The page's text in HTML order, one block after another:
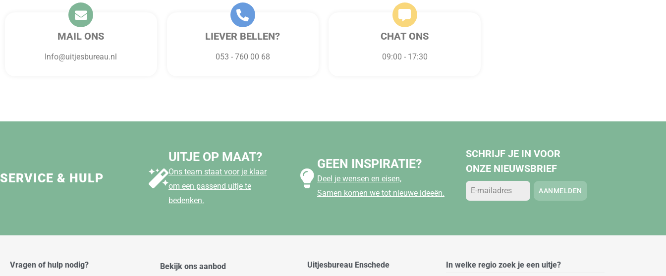
MAIL ONS
Info@uitjesbureau.nl
LIEVER BELLEN?
053 - 760 00 68
CHAT ONS
09:00 - 17:30
SERVICE & HULP
UITJE OP MAAT?
Ons team staat voor je klaar
om een passend uitje te
bedenken.
GEEN INSPIRATIE?
Deel je wensen en eisen,
Samen komen we tot nieuwe ideeën.
SCHRIJF JE IN VOOR
ONZE NIEUWSBRIEF
AANMELDEN
Vragen of hulp nodig?
Bekijk ons aanbod
Uitjesbureau Enschede
In welke regio zoek je een uitje?